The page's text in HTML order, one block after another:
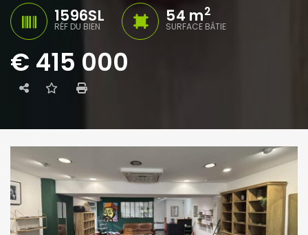
1596SL
RÉF DU BIEN
54 m2
SURFACE BÂTIE
€ 415 000